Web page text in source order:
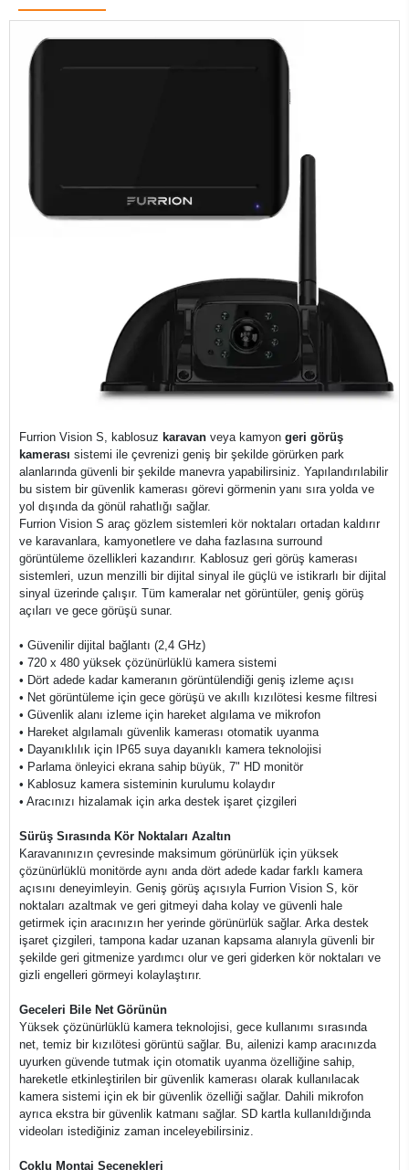
Furrion Vision S, kablosuz karavan veya kamyon geri görüş
kamerası sistemi ile çevrenizi geniş bir şekilde görürken park
alanlarında güvenli bir şekilde manevra yapabilirsiniz. Yapılandırılabilir
bu sistem bir güvenlik kamerası görevi görmenin yanı sıra yolda ve
yol dışında da gönül rahatlığı sağlar.
Furrion Vision S araç gözlem sistemleri kör noktaları ortadan kaldırır
ve karavanlara, kamyonetlere ve daha fazlasına surround
görüntüleme özellikleri kazandırır. Kablosuz geri görüş kamerası
sistemleri, uzun menzilli bir dijital sinyal ile güçlü ve istikrarlı bir dijital
sinyal üzerinde çalışır. Tüm kameralar net görüntüler, geniş görüş
açıları ve gece görüşü sunar.
• Güvenilir dijital bağlantı (2,4 GHz)
• 720 x 480 yüksek çözünürlüklü kamera sistemi
• Dört adede kadar kameranın görüntülendiği geniş izleme açısı
• Net görüntüleme için gece görüşü ve akıllı kızılötesi kesme filtresi
• Güvenlik alanı izleme için hareket algılama ve mikrofon
• Hareket algılamalı güvenlik kamerası otomatik uyanma
• Dayanıklılık için IP65 suya dayanıklı kamera teknolojisi
• Parlama önleyici ekrana sahip büyük, 7" HD monitör
• Kablosuz kamera sisteminin kurulumu kolaydır
• Aracınızı hizalamak için arka destek işaret çizgileri
Sürüş Sırasında Kör Noktaları Azaltın
Karavanınızın çevresinde maksimum görünürlük için yüksek
çözünürlüklü monitörde aynı anda dört adede kadar farklı kamera
açısını deneyimleyin. Geniş görüş açısıyla Furrion Vision S, kör
noktaları azaltmak ve geri gitmeyi daha kolay ve güvenli hale
getirmek için aracınızın her yerinde görünürlük sağlar. Arka destek
işaret çizgileri, tampona kadar uzanan kapsama alanıyla güvenli bir
şekilde geri gitmenize yardımcı olur ve geri giderken kör noktaları ve
gizli engelleri görmeyi kolaylaştırır.
Geceleri Bile Net Görünün
Yüksek çözünürlüklü kamera teknolojisi, gece kullanımı sırasında
net, temiz bir kızılötesi görüntü sağlar. Bu, ailenizi kamp aracınızda
uyurken güvende tutmak için otomatik uyanma özelliğine sahip,
hareketle etkinleştirilen bir güvenlik kamerası olarak kullanılacak
kamera sistemi için ek bir güvenlik özelliği sağlar. Dahili mikrofon
ayrıca ekstra bir güvenlik katmanı sağlar. SD kartla kullanıldığında
videoları istediğiniz zaman inceleyebilirsiniz.
Çoklu Montaj Seçenekleri